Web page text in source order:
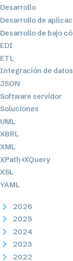
Desarrollo
Desarrollo de
Desarrollo de bajo
EDI
ETL
Integración de datos
JSON
Software servidor
Soluciones
UML
XBRL
XML
XPath+XQuery
XSL
YAML
2026
2025
2024
2023
2022